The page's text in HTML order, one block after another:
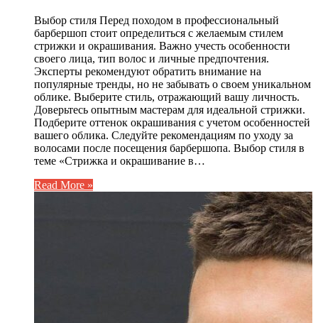
Выбор стиля Перед походом в профессиональный
барбершоп стоит определиться с желаемым стилем
стрижки и окрашивания. Важно учесть особенности
своего лица, тип волос и личные предпочтения.
Эксперты рекомендуют обратить внимание на
популярные тренды, но не забывать о своем уникальном
облике. Выберите стиль, отражающий вашу личность.
Доверьтесь опытным мастерам для идеальной стрижки.
Подберите оттенок окрашивания с учетом особенностей
вашего облика. Следуйте рекомендациям по уходу за
волосами после посещения барбершопа. Выбор стиля в
теме «Стрижка и окрашивание в…
Read More »